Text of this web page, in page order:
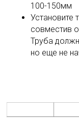
100-150мм
Установите
совместив
Труба
но еще не